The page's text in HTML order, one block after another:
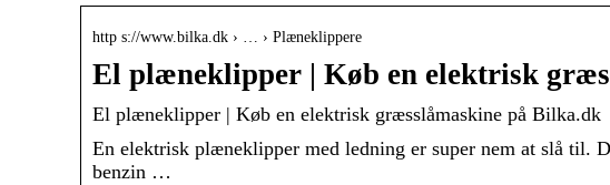
http s://www.bilka.dk › … › Plæneklippere
El plæneklipper | Køb en elektrisk
El plæneklipper | Køb en elektrisk græsslåmaskine på Bilka.dk
En elektrisk plæneklipper med ledning er super nem at slå til.
benzin …